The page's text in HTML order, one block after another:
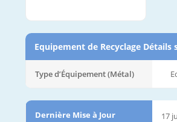
Equipement de Recyclage Détails
Type d’Équipement (Métal)
Dernière Mise à Jour 17